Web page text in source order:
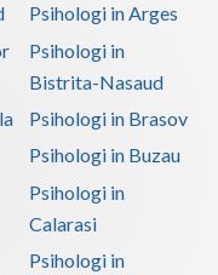
Psihologi in Arges
Psihologi in
Bistrita-Nasaud
Psihologi in Brasov
Psihologi in Buzau
Psihologi in
Calarasi
Psihologi in